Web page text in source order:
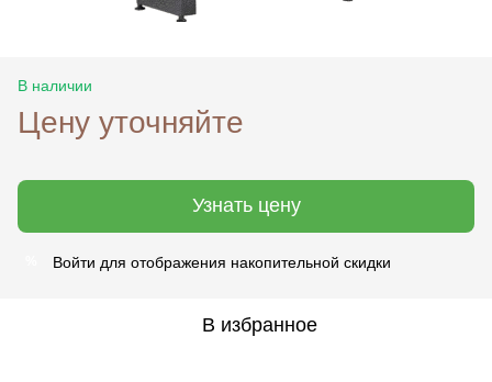
В наличии
Цену уточняйте
Узнать цену
Войти для отображения накопительной скидки
В избранное